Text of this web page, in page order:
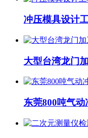
冲压模具设计
大型台湾龙门
东莞800吨气